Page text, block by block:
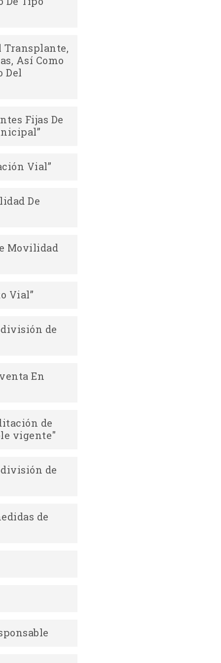
Descargar
Transplante,
Así Como
Del
Descargar
Fijas De
Descargar
Vial”
Descargar
De
Descargar
Movilidad
Descargar
Vial”
Descargar
de
En
Descargar
de
vigente"
Descargar
de
de
Descargar